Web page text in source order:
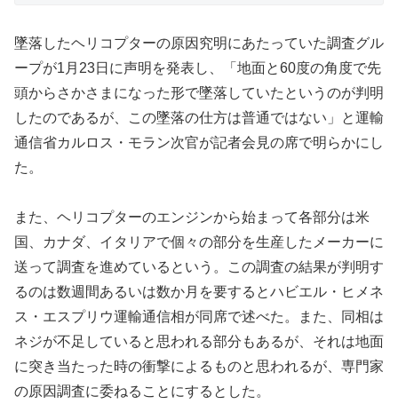
墜落したヘリコプターの原因究明にあたっていた調査グル
ープが1月23日に声明を発表し、「地面と60度の角度で先
頭からさかさまになった形で墜落していたというのが判明
したのであるが、この墜落の仕方は普通ではない」と運輸
通信省カルロス・モラン次官が記者会見の席で明らかにし
た。
また、ヘリコプターのエンジンから始まって各部分は米
国、カナダ、イタリアで個々の部分を生産したメーカーに
送って調査を進めているという。この調査の結果が判明す
るのは数週間あるいは数か月を要するとハビエル・ヒメネ
ス・エスプリウ運輸通信相が同席で述べた。また、同相は
ネジが不足していると思われる部分もあるが、それは地面
に突き当たった時の衝撃によるものと思われるが、専門家
の原因調査に委ねることにするとした。